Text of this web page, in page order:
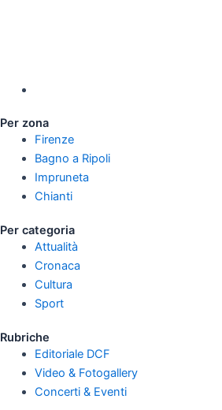
Per zona
Firenze
Bagno a Ripoli
Impruneta
Chianti
Per categoria
Attualità
Cronaca
Cultura
Sport
Rubriche
Editoriale DCF
Video & Fotogallery
Concerti & Eventi